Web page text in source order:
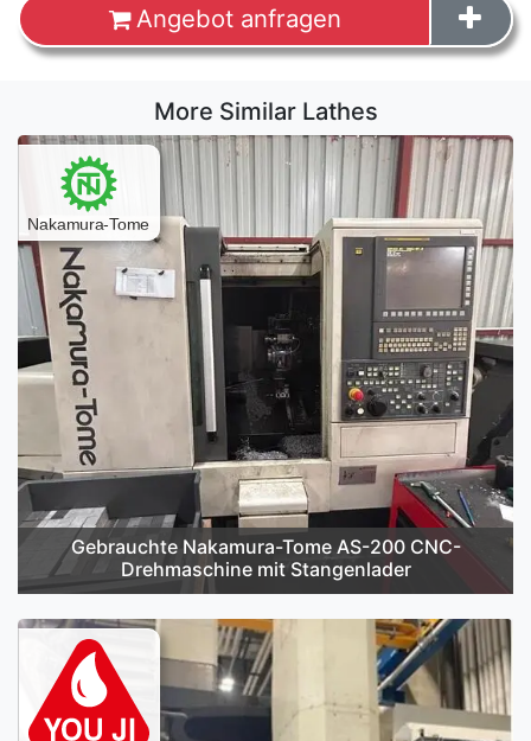
Angebot anfragen
More Similar Lathes
Gebrauchte Nakamura-Tome AS-200 CNC-
Drehmaschine mit Stangenlader